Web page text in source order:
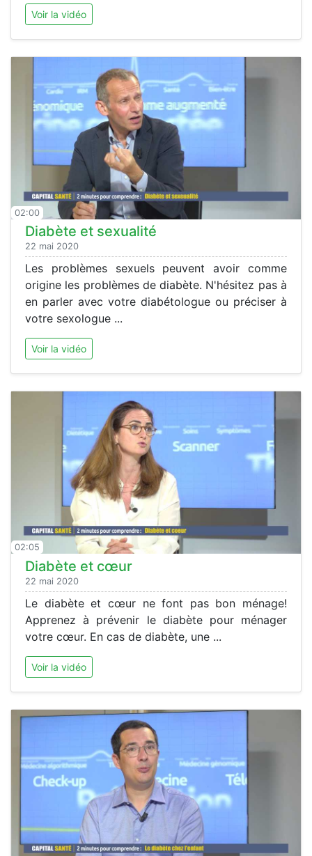
Voir la vidéo
02:00
Diabète et sexualité
22 mai 2020
Les problèmes sexuels peuvent avoir comme
origine les problèmes de diabète. N'hésitez pas à
en parler avec votre diabétologue ou préciser à
votre sexologue ...
Voir la vidéo
02:05
Diabète et cœur
22 mai 2020
Le diabète et cœur ne font pas bon ménage!
Apprenez à prévenir le diabète pour ménager
votre cœur. En cas de diabète, une ...
Voir la vidéo